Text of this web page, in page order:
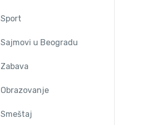
Sport
Sajmovi u Beogradu
Zabava
Obrazovanje
Smeštaj